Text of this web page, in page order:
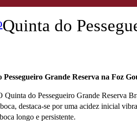
Quinta do
Grande Reserva na Foz
Quinta do Pessegueiro Grande Reserva
destaca-se por uma acidez inicial
longo e persistente.